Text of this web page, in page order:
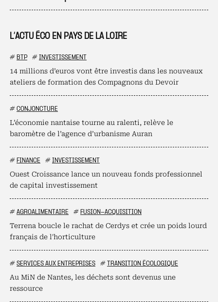
L’ACTU ÉCO EN PAYS DE LA LOIRE
# BTP # INVESTISSEMENT
14 millions d’euros vont être investis dans les nouveaux
ateliers de formation des Compagnons du Devoir
# CONJONCTURE
L’économie nantaise tourne au ralenti, relève le
baromètre de l’agence d’urbanisme Auran
# FINANCE # INVESTISSEMENT
Ouest Croissance lance un nouveau fonds professionnel
de capital investissement
# AGROALIMENTAIRE # FUSION-ACQUISITION
Terrena boucle le rachat de Cerdys et crée un poids lourd
français de l'horticulture
# SERVICES AUX ENTREPRISES # TRANSITION ÉCOLOGIQUE
Au MiN de Nantes, les déchets sont devenus une
ressource